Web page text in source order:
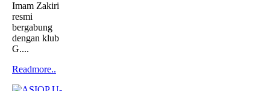
Imam Zakiri
resmi
bergabung
dengan klub
G....
Readmore..